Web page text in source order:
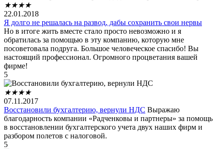
★★★★
22.01.2018
Я долго не решалась на развод, дабы сохранить свои нервы
Но в итоге жить вместе стало просто невозможно и я
обратилась за помощью в эту компанию, которую мне
посоветовала подруга. Большое человеческое спасибо! Вы
настоящий профессионал. Огромного процветания вашей
фирме!
5
★★★★
07.11.2017
Восстановили бухгалтерию, вернули НДС Выражаю
благодарность компании «Радченковы и партнеры» за помощь
в восстановлении бухгалтерского учета двух наших фирм и
разбором полетов с налоговой.
5